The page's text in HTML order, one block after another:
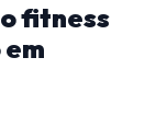
fitness